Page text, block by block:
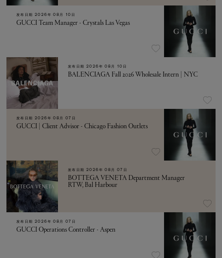
发布日期 2026年 08月 10日
GUCCI Team Manager - Crystals Las Vegas
发布日期 2026年 08月 10日
BALENCIAGA Fall 2026 Wholesale Intern | NYC
发布日期 2026年 08月 07日
GUCCI | Client Advisor - Chicago Fashion Outlets
发布日期 2026年 08月 07日
BOTTEGA VENETA Department Manager
RTW, Bal Harbour
发布日期 2026年 08月 07日
GUCCI Operations Controller - Aspen